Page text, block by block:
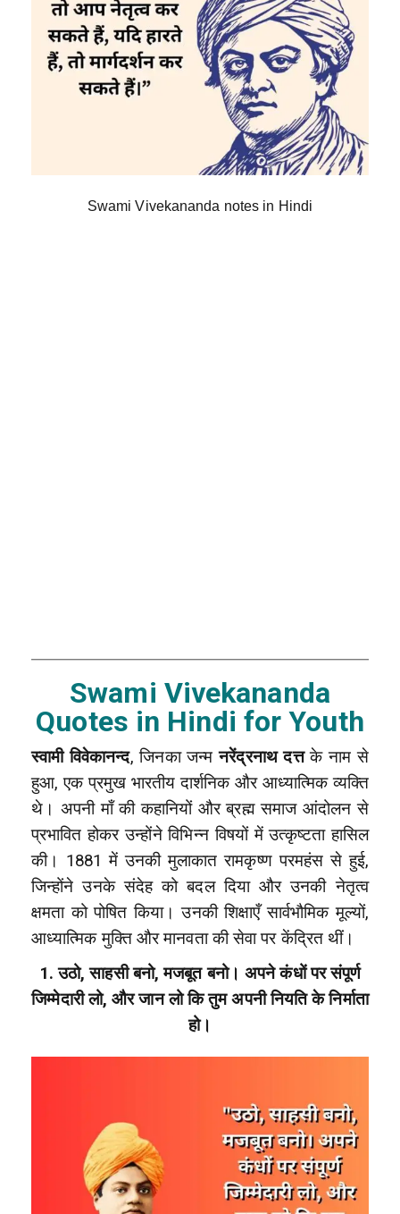
Swami Vivekananda notes in Hindi
Swami Vivekananda
Quotes in Hindi for Youth
स्वामी विवेकानन्द, जिनका जन्मनरेंद्रनाथ दत्तके नाम से
हुआ, एक प्रमुख भारतीय दार्शनिक और आध्यात्मिक व्यक्ति
थे। अपनी माँ की कहानियों और ब्रह्म समाज आंदोलन से
प्रभावित होकर उन्होंने विभिन्न विषयों में उत्कृष्टता हासिल
की। 1881 में उनकी मुलाकात रामकृष्ण परमहंस से हुई,
जिन्होंने उनके संदेह को बदल दिया और उनकी नेतृत्व
क्षमता को पोषित किया। उनकी शिक्षाएँ सार्वभौमिक मूल्यों,
आध्यात्मिक मुक्ति और मानवता की सेवा पर केंद्रित थीं।
1. उठो, साहसी बनो, मजबूत बनो। अपने कंधों पर संपूर्ण
जिम्मेदारी लो, और जान लो कि तुम अपनी नियति के निर्माता
हो।